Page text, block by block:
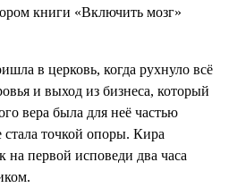
книги «Включить мозг»
в церковь, когда рухнуло всё
и выход из бизнеса, который
вера была для неё частью
стала точкой опоры. Кира
на первой исповеди два часа